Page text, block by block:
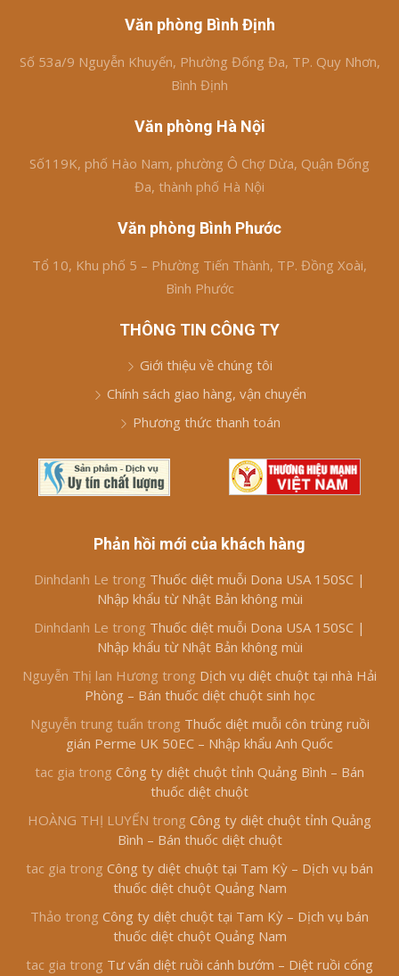
Văn phòng Bình Định
Số 53a/9 Nguyễn Khuyến, Phường Đống Đa, TP. Quy Nhơn,
Bình Định
Văn phòng Hà Nội
Số119K, phố Hào Nam, phường Ô Chợ Dừa, Quận Đống
Đa, thành phố Hà Nội
Văn phòng Bình Phước
Tổ 10, Khu phố 5 – Phường Tiến Thành, TP. Đồng Xoài,
Bình Phước
THÔNG TIN CÔNG TY
Giới thiệu về chúng tôi
Chính sách giao hàng, vận chuyển
Phương thức thanh toán
Phản hồi mới của khách hàng
Dinhdanh Le trong Thuốc diệt muỗi Dona USA 150SC |
Nhập khẩu từ Nhật Bản không mùi
Dinhdanh Le trong Thuốc diệt muỗi Dona USA 150SC |
Nhập khẩu từ Nhật Bản không mùi
Nguyễn Thị lan Hương trong Dịch vụ diệt chuột tại nhà Hải
Phòng – Bán thuốc diệt chuột sinh học
Nguyễn trung tuấn trong Thuốc diệt muỗi côn trùng ruồi
gián Perme UK 50EC – Nhập khẩu Anh Quốc
tac gia trong Công ty diệt chuột tỉnh Quảng Bình – Bán
thuốc diệt chuột
HOÀNG THỊ LUYẾN trong Công ty diệt chuột tỉnh Quảng
Bình – Bán thuốc diệt chuột
tac gia trong Công ty diệt chuột tại Tam Kỳ – Dịch vụ bán
thuốc diệt chuột Quảng Nam
Thảo trong Công ty diệt chuột tại Tam Kỳ – Dịch vụ bán
thuốc diệt chuột Quảng Nam
tac gia trong Tư vấn diệt ruồi cánh bướm – Diệt ruồi cống